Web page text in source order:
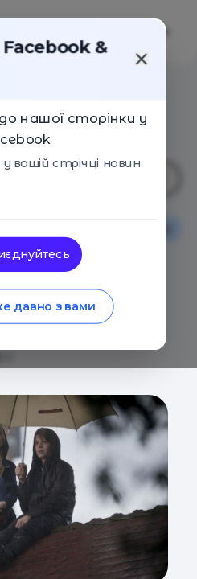
с
«Мы
Facebook &
нашої сторінки у
вашій стрічці новин
давно з вами